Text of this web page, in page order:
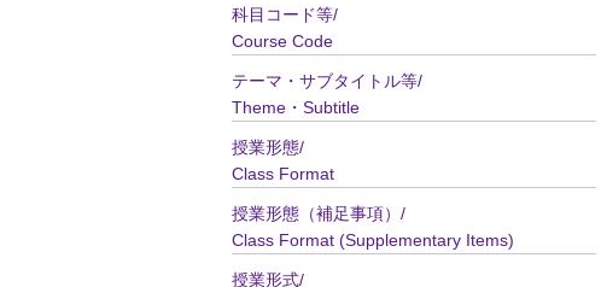
科目コード等/
Course Code
テーマ・サブタイトル等/
Theme・Subtitle
授業形態/
Class Format
授業形態（補足事項）/
Class Format (Supplementary Items)
授業形式/